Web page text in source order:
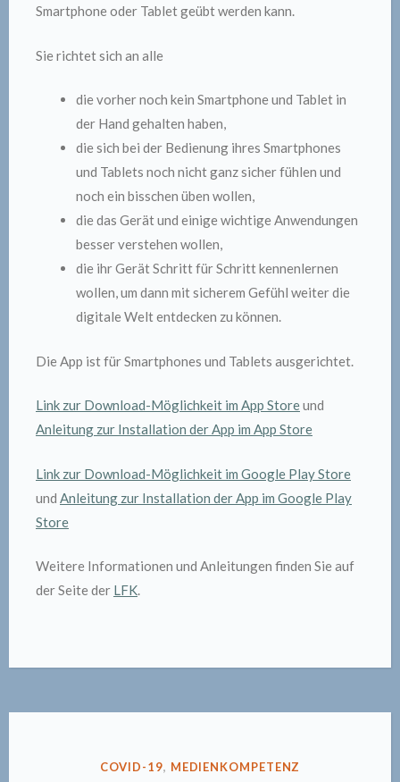
Smartphone oder Tablet geübt werden kann.
Sie richtet sich an alle
die vorher noch kein Smartphone und Tablet in
der Hand gehalten haben,
die sich bei der Bedienung ihres Smartphones
und Tablets noch nicht ganz sicher fühlen und
noch ein bisschen üben wollen,
die das Gerät und einige wichtige Anwendungen
besser verstehen wollen,
die ihr Gerät Schritt für Schritt kennenlernen
wollen, um dann mit sicherem Gefühl weiter die
digitale Welt entdecken zu können.
Die App ist für Smartphones und Tablets ausgerichtet.
Link zur Download-Möglichkeit im App Storeund
Anleitung zur Installation der App im App Store
Link zur Download-Möglichkeit im Google Play Store
und Anleitung zur Installation der App im Google Play
Store
Weitere Informationen und Anleitungen finden Sie auf
der Seite der LFK.
VERÖFFENTLICHT
COVID-19, MEDIENKOMPETENZ